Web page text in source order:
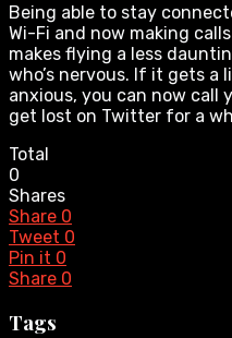
Being able to stay
Wi-Fi and now making
makes flying a less
who’s nervous. If it gets a
anxious, you can now
get lost on Twitter for a
Total
0
Shares
Share 0
Tweet 0
Pin it 0
Share 0
Tags